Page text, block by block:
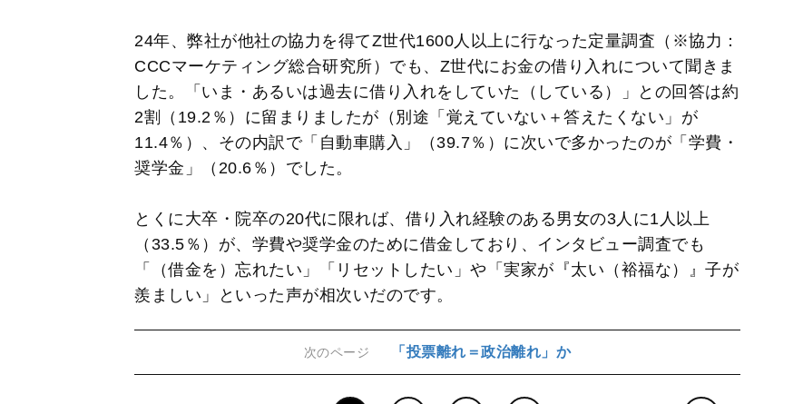
24年、弊社が他社の協力を得てZ世代1600人以上に行なった定量調査（※協力：
CCCマーケティング総合研究所）でも、Z世代にお金の借り入れについて聞きま
した。「いま・あるいは過去に借り入れをしていた（している）」との回答は約
2割（19.2％）に留まりましたが（別途「覚えていない＋答えたくない」が
11.4％）、その内訳で「自動車購入」（39.7％）に次いで多かったのが「学費・
奨学金」（20.6％）でした。
とくに大卒・院卒の20代に限れば、借り入れ経験のある男女の3人に1人以上
（33.5％）が、学費や奨学金のために借金しており、インタビュー調査でも
「（借金を）忘れたい」「リセットしたい」や「実家が『太い（裕福な）』子が
羨ましい」といった声が相次いだのです。
次のページ 「投票離れ＝政治離れ」か